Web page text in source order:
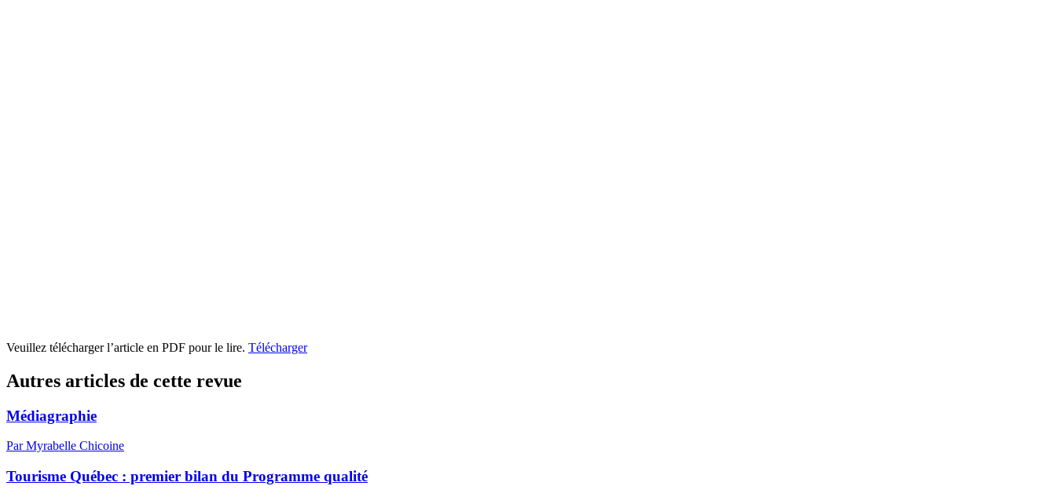
Veuillez télécharger l’article en PDF pour le lire. Télécharger
Autres articles de cette revue
Médiagraphie
Par Myrabelle Chicoine
Tourisme Québec : premier bilan du Programme qualité